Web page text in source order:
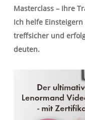
Masterclass – Ihre
Ich helfe
treffsicher und
deuten.